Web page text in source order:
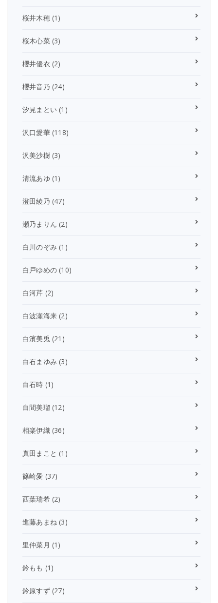
桜井木穂(1)
桜木心菜(3)
櫻井優衣 (2)
櫻井音乃 (24)
汐見まとい (1)
沢口愛華(118)
沢美沙樹(3)
清流あゆ (1)
澄田綾乃 (47)
瀬乃まりん (2)
白川のぞみ (1)
白戸ゆめの (10)
白河芹 (2)
白波瀬海来 (2)
白濱美兎(21)
白石まゆみ (3)
白石時 (1)
白間美瑠(12)
相楽伊織(36)
真田まこと (1)
篠崎愛 (37)
西葉瑞希(2)
進藤あまね (3)
里仲菜月 (1)
鈴もも (1)
鈴原すず(27)